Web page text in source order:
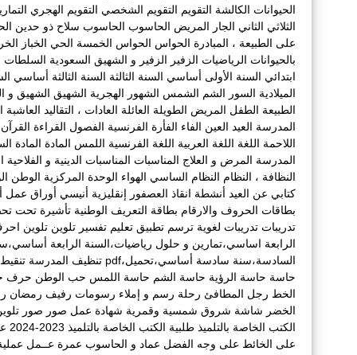
الحيوانات الكالشة التقويم التقويم الشخصي التقويم الهجري
الثلاثي الثاني الجار المريض الحاسوب الحاسوب سلاح ذو حدين
على الطبيعة ، المبادرة الحواس الحواس الخمسة الحي الخباز
بالحيوانات الرياضيات الزفير الزفير و الشهيق السعودية السلطات
ابتدائي السنة الأولى أساسي السنة الثالثة السنة الثالثة أساسي
الميلادية السور الشم الشمس الشهور الهجرية الشهيق الشهيق و
الطبيعة الطفل المريض الطويلة العائلة العادات ، التقاليد العاشبة
المدرسة العيد العين الفاء الفأرة الفرنسية الفصول القراءة القرآن
اللاحمة اللغة اللغة العربية اللغة الفرنسية اللمس المادة المادة
المدرسة المرض و العلاج المناسبات المناسبات الدينية و الفلاحية
النظافة ، النظام النظام الساسي الهواء الوحدة المركزية الوطن
كتابي عن العيد أنشطة انقاذ العصفور إنقليزية أنيسي أوراق عمل
بطاقات الحروف والارقام بطاقة التعريف الوطنية تأشيرة تحت
تدريبات تدريبات لغوية ترسم تطبيق تعليم تفسير تلوين تلوين
الرابعة اساسي،تمارين و حلول رياضيات،السنة الرابعة
السادسة،سنة سادسة أساسي،تحميل،pdf
تنظيف المدرسة تنقيط
حاسة حاسة الرؤية حاسة الشم حاسة اللمس حب الوطن حرف
الخط رجل المطافئ رحلة رسم و إملاء رسومات رفيف رمضان
الخضر شاشة شروق شمسية وقمرية شهادة عمل صور صور
الكتب الخاصة بالتلميذ طلبية الكتب الخاصة بالتلميذ 2023-2024
على الخائط على وجه الفضل عماد و الحاسوب عمرة عــمل